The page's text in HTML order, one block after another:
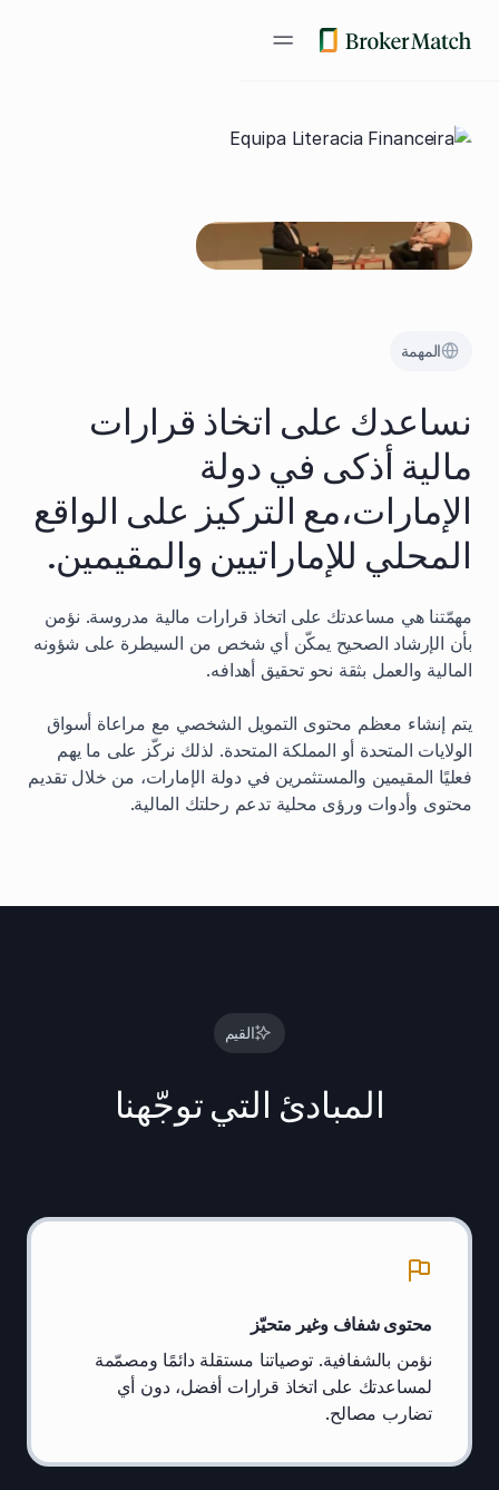
المهمة
نساعدك على اتخاذ قرارات
مالية أذكى في دولة
الإمارات،مع التركيز على الواقع
المحلي للإماراتيين والمقيمين.
مهمّتنا هي مساعدتك على اتخاذ قرارات مالية مدروسة. نؤمن
بأن الإرشاد الصحيح يمكّن أي شخص من السيطرة على شؤونه
المالية والعمل بثقة نحو تحقيق أهدافه.
يتم إنشاء معظم محتوى التمويل الشخصي مع مراعاة أسواق
الولايات المتحدة أو المملكة المتحدة. لذلك نركّز على ما يهم
فعليًا المقيمين والمستثمرين في دولة الإمارات، من خلال تقديم
محتوى وأدوات ورؤى محلية تدعم رحلتك المالية.
القيم
المبادئ التي توجّهنا
محتوى شفاف وغير متحيّز
نؤمن بالشفافية. توصياتنا مستقلة دائمًا ومصمّمة
لمساعدتك على اتخاذ قرارات أفضل، دون أي
تضارب مصالح.